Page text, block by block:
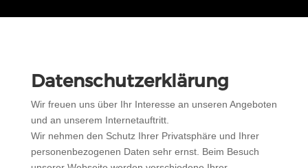
Datenschutzerklärung
Wir freuen uns über Ihr Interesse an unseren Angeboten
und an unserem Internetauftritt.
Wir nehmen den Schutz Ihrer Privatsphäre und Ihrer
personenbezogenen Daten sehr ernst. Beim Besuch